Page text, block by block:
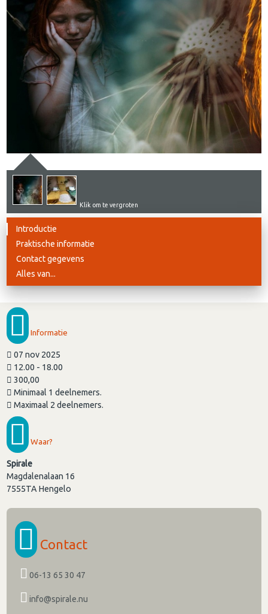
Klik om te vergroten
Introductie
Praktische informatie
Contact gegevens
Alles van...
Informatie
07 nov 2025
12.00 - 18.00
300,00
Minimaal 1 deelnemers.
Maximaal 2 deelnemers.
Waar?
Spirale
Magdalenalaan 16
7555TA Hengelo
Contact
06-13 65 30 47
info@spirale.nu